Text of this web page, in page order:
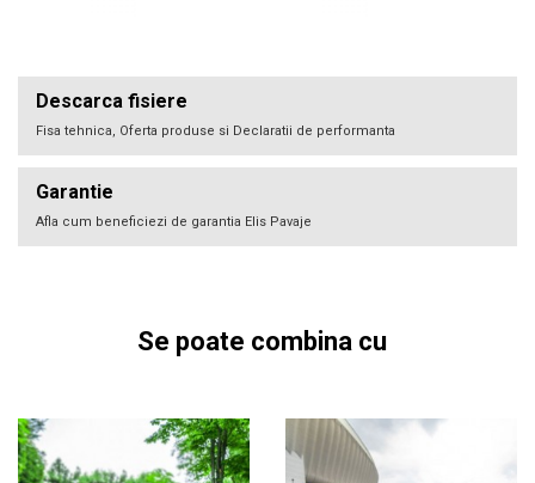
Descarca fisiere
Fisa tehnica, Oferta produse si Declaratii de performanta
Garantie
Afla cum beneficiezi de garantia Elis Pavaje
Se poate combina cu